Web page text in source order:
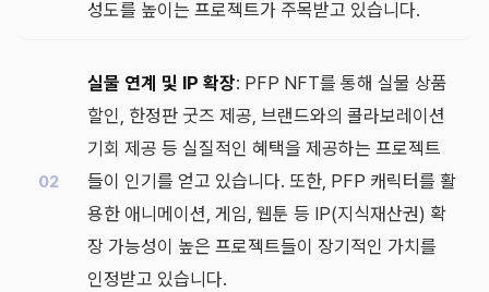
성도를 높이는 프로젝트가 주목받고 있습니다.
실물 연계 및 IP 확장: PFP NFT를 통해 실물 상품
할인, 한정판 굿즈 제공, 브랜드와의 콜라보레이션
기회 제공 등 실질적인 혜택을 제공하는 프로젝트
들이 인기를 얻고 있습니다. 또한, PFP 캐릭터를 활
용한 애니메이션, 게임, 웹툰 등 IP(지식재산권) 확
장 가능성이 높은 프로젝트들이 장기적인 가치를
인정받고 있습니다.